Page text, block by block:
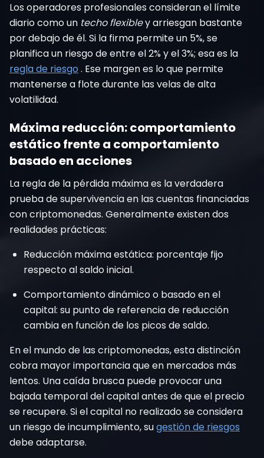
Los operadores profesionales consideran el límite
diario como un techo flexibley arriesgan bastante
por debajo de él. Si la firma permite un 5%, se
planifica un riesgo de entre el 2% y el 3%; esa es la
regla de riesgo. Ese margen es lo que permite
mantenerse a flote durante las velas de alta
volatilidad.
Máxima reducción: comportamiento
estático frente a comportamiento
basado en acciones
La regla de la pérdida máxima es la verdadera
prueba de supervivencia en las cuentas financiadas
con criptomonedas. Generalmente existen dos
realidades prácticas:
Reducción máxima estática: porcentaje fijo
respecto al saldo inicial.
Comportamiento dinámico o basado en el
capital: su punto de referencia de reducción
cambia en función de los picos de saldo.
En el mundo de las criptomonedas, esta distinción
cobra mayor importancia que en mercados más
lentos. Una caída brusca puede provocar una
bajada temporal del capital antes de que el precio
se recupere. Si el capital no realizado se considera
un riesgo de incumplimiento, sugestión de riesgos
debe adaptarse.